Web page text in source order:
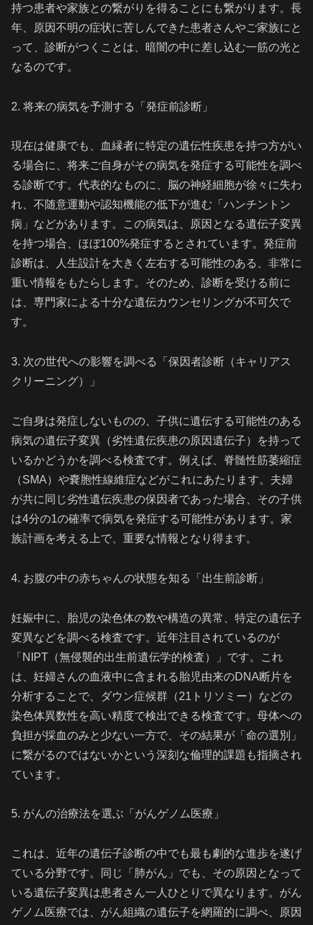
持つ患者や家族との繋がりを得ることにも繋がります。長
年、原因不明の症状に苦しんできた患者さんやご家族にと
って、診断がつくことは、暗闇の中に差し込む一筋の光と
なるのです。
2. 将来の病気を予測する「発症前診断」
現在は健康でも、血縁者に特定の遺伝性疾患を持つ方がい
る場合に、将来ご自身がその病気を発症する可能性を調べ
る診断です。代表的なものに、脳の神経細胞が徐々に失わ
れ、不随意運動や認知機能の低下が進む「ハンチントン
病」などがあります。この病気は、原因となる遺伝子変異
を持つ場合、ほぼ100%発症するとされています。発症前
診断は、人生設計を大きく左右する可能性のある、非常に
重い情報をもたらします。そのため、診断を受ける前に
は、専門家による十分な遺伝カウンセリングが不可欠で
す。
3. 次の世代への影響を調べる「保因者診断（キャリアス
クリーニング）」
ご自身は発症しないものの、子供に遺伝する可能性のある
病気の遺伝子変異（劣性遺伝疾患の原因遺伝子）を持って
いるかどうかを調べる検査です。例えば、脊髄性筋萎縮症
（SMA）や嚢胞性線維症などがこれにあたります。夫婦
が共に同じ劣性遺伝疾患の保因者であった場合、その子供
は4分の1の確率で病気を発症する可能性があります。家
族計画を考える上で、重要な情報となり得ます。
4. お腹の中の赤ちゃんの状態を知る「出生前診断」
妊娠中に、胎児の染色体の数や構造の異常、特定の遺伝子
変異などを調べる検査です。近年注目されているのが
「NIPT（無侵襲的出生前遺伝学的検査）」です。これ
は、妊婦さんの血液中に含まれる胎児由来のDNA断片を
分析することで、ダウン症候群（21トリソミー）などの
染色体異数性を高い精度で検出できる検査です。母体への
負担が採血のみと少ない一方で、その結果が「命の選別」
に繋がるのではないかという深刻な倫理的課題も指摘され
ています。
5. がんの治療法を選ぶ「がんゲノム医療」
これは、近年の遺伝子診断の中でも最も劇的な進歩を遂げ
ている分野です。同じ「肺がん」でも、その原因となって
いる遺伝子変異は患者さん一人ひとりで異なります。がん
ゲノム医療では、がん組織の遺伝子を網羅的に調べ、原因